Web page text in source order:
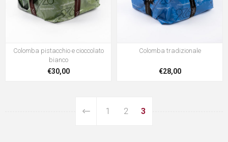
Colomba pistacchio e cioccolato
bianco
€30,00
Colomba tradizionale
€28,00
1 2 3